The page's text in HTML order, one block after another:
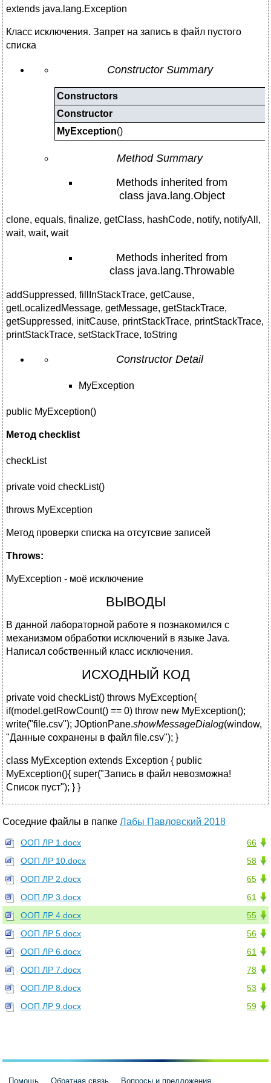
extends java.lang.Exception
Класс исключения. Запрет на запись в файл пустого
списка
Constructor Summary
Constructors
Constructor
MyException()
Method Summary
Methods inherited from
class java.lang.Object
clone, equals, finalize, getClass, hashCode, notify, notifyAll,
wait, wait, wait
Methods inherited from
class java.lang.Throwable
addSuppressed, fillInStackTrace, getCause,
getLocalizedMessage, getMessage, getStackTrace,
getSuppressed, initCause, printStackTrace, printStackTrace,
printStackTrace, setStackTrace, toString
Constructor Detail
MyException
public MyException()
Метод checklist
checkList
private void checkList()
throws MyException
Метод проверки списка на отсутсвие записей
Throws:
MyException - моё исключение
ВЫВОДЫ
В данной лабораторной работе я познакомился с
механизмом обработки исключений в языке Java.
Написал собственный класс исключения.
ИСХОДНЫЙ КОД
private void checkList() throws MyException{
if(model.getRowCount() == 0) throw new MyException();
write("file.csv"); JOptionPane.showMessageDialog(window,
"Данные сохранены в файл file.csv"); }
class MyException extends Exception { public
MyException(){ super("Запись в файл невозможна!
Список пуст"); } }
Соседние файлы в папке Лабы Павловский 2018
66
ООП ЛР 1.docx
58
ООП ЛР 10.docx
65
ООП ЛР 2.docx
61
ООП ЛР 3.docx
55
ООП ЛР 4.docx
56
ООП ЛР 5.docx
61
ООП ЛР 6.docx
78
ООП ЛР 7.docx
53
ООП ЛР 8.docx
59
ООП ЛР 9.docx
Помощь Обратная связь Вопросы и предложения